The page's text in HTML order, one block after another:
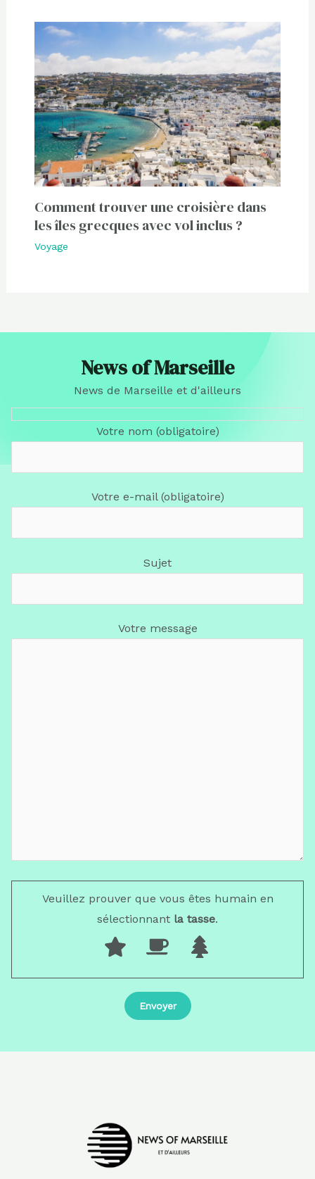
Comment trouver une croisière dans
les îles grecques avec vol inclus ?
Voyage
News of Marseille
News de Marseille et d'ailleurs
Votre nom (obligatoire)
Votre e-mail (obligatoire)
Sujet
Votre message
Veuillez prouver que vous êtes humain en
sélectionnant la tasse.